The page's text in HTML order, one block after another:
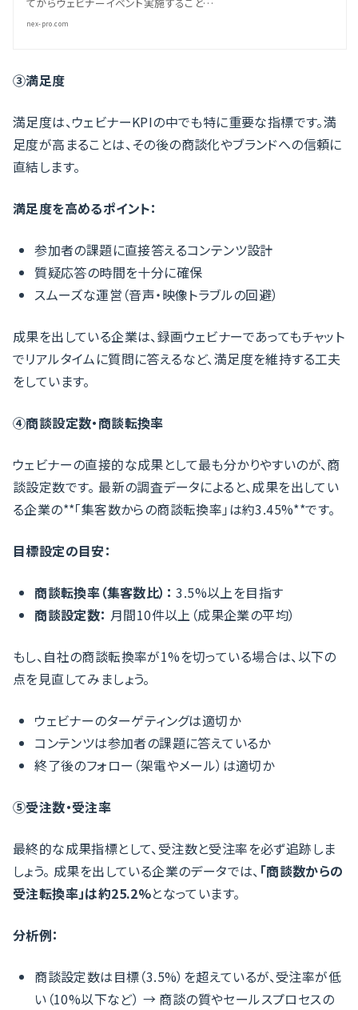
nex-pro.com
③満足度
満足度は、ウェビナーKPIの中でも特に重要な指標です。満
足度が高まることは、その後の商談化やブランドへの信頼に
直結します。
満足度を高めるポイント：
参加者の課題に直接答えるコンテンツ設計
質疑応答の時間を十分に確保
スムーズな運営（音声・映像トラブルの回避）
成果を出している企業は、録画ウェビナーであってもチャット
でリアルタイムに質問に答えるなど、満足度を維持する工夫
をしています。
④商談設定数・商談転換率
ウェビナーの直接的な成果として最も分かりやすいのが、商
談設定数です。 最新の調査データによると、成果を出してい
る企業の**「集客数からの商談転換率」は約3.45%**です。
目標設定の目安：
商談転換率（集客数比）： 3.5%以上を目指す
商談設定数： 月間10件以上（成果企業の平均）
もし、自社の商談転換率が1%を切っている場合は、以下の
点を見直してみましょう。
ウェビナーのターゲティングは適切か
コンテンツは参加者の課題に答えているか
終了後のフォロー（架電やメール）は適切か
⑤受注数・受注率
最終的な成果指標として、受注数と受注率を必ず追跡しま
しょう。 成果を出している企業のデータでは、 「商談数からの
受注転換率」は約25.2%となっています。
分析例：
商談設定数は目標（3.5%）を超えているが、受注率が低
い（10%以下など） → 商談の質やセールスプロセスの